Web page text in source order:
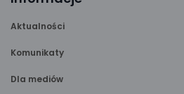
Aktualności
Komunikaty
Dla mediów